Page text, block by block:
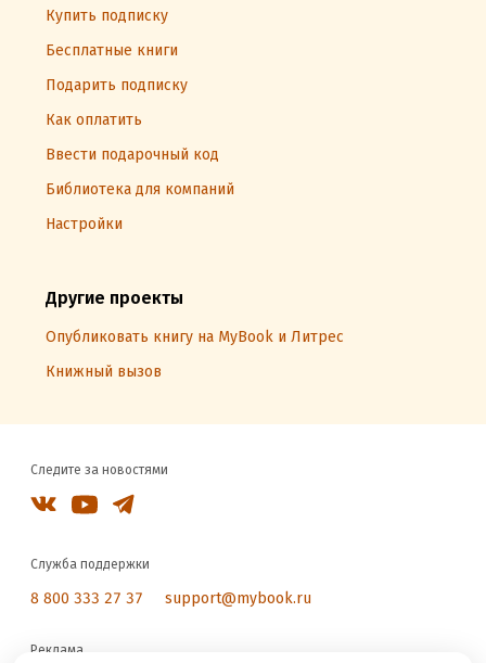
Купить подписку
Бесплатные книги
Подарить подписку
Как оплатить
Ввести подарочный код
Библиотека для компаний
Настройки
Другие проекты
Опубликовать книгу на MyBook и Литрес
Книжный вызов
Следите за новостями
Служба поддержки
8 800 333 27 37 support@mybook.ru
Реклама